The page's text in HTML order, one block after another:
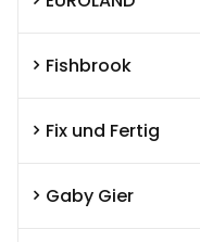
Fishbrook
Fix und Fertig
Gaby Gier